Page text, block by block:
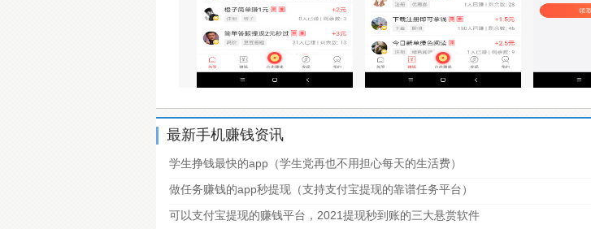
最新手机赚钱资讯
学生挣钱最快的app（学生党再也不用担心每天的生活费）
做任务赚钱的app秒提现（支持支付宝提现的靠谱任务平台）
可以支付宝提现的赚钱平台，2021提现秒到账的三大悬赏软件